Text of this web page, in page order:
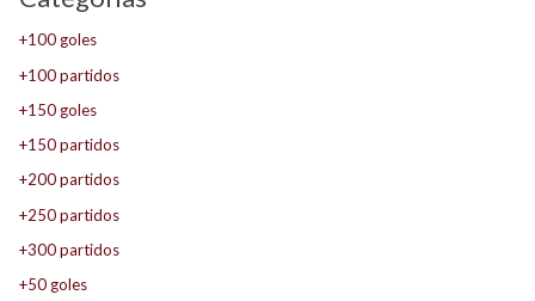
+100 goles
+100 partidos
+150 goles
+150 partidos
+200 partidos
+250 partidos
+300 partidos
+50 goles